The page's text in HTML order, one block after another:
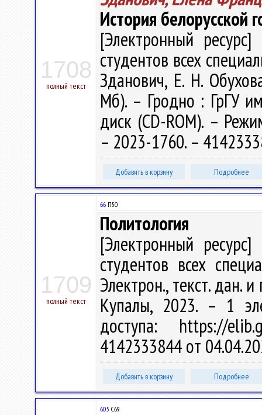
1708
полный текст
История белорусской
[Электронный
студентов всех
Зданович, Е. Н.
Мб). – Гродно : ГрГУ
диск (CD-ROM). –
– 2023-1760. –
Добавить в корзину Подробнее
1709
полный текст
66 П50
Политология
[Электронный
студентов всех
Электрон., текст. дан.
Купалы, 2023. – 1
доступа: https://
4142333844 от
Добавить в корзину Подробнее
60.5 C69